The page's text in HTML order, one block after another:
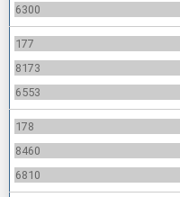
6300
177
8173
6553
178
8460
6810